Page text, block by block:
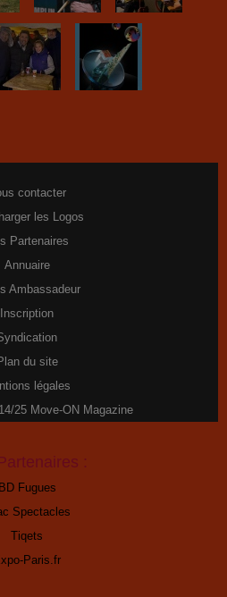
contacter
les Logos
Partenaires
Annuaire
Ambassadeur
Inscription
du site
légales
25 Move-ON Magazine
BD Fugues
Spectacles
Tiqets
Paris.fr